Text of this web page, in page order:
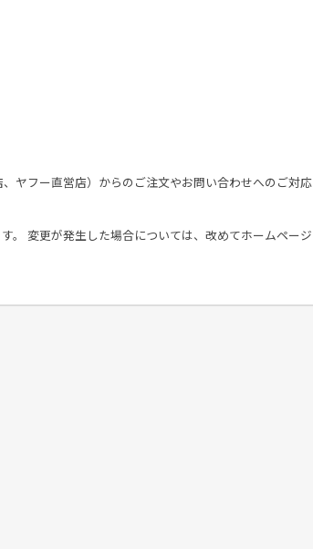
ヤフー直営店）からのご注文やお問い合わせへのご対応
。 変更が発生した場合については、改めてホームページ